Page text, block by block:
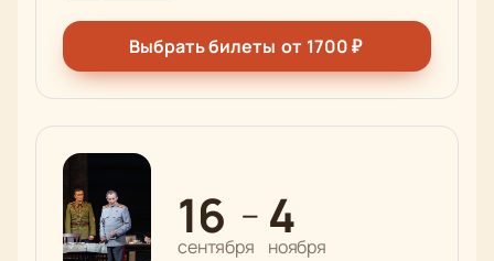
Выбрать билеты от 1700₽
16
сентября
— 4
ноября